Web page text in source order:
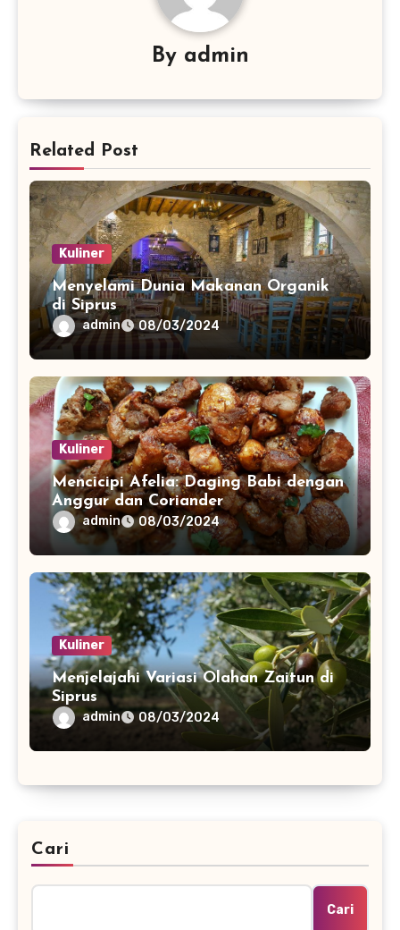
By admin
Related Post
Kuliner
Menyelami Dunia Makanan Organik
di Siprus
admin 08/03/2024
Kuliner
Mencicipi Afelia: Daging Babi dengan
Anggur dan Coriander
admin 08/03/2024
Kuliner
Menjelajahi Variasi Olahan Zaitun di
Siprus
admin 08/03/2024
Cari
Cari